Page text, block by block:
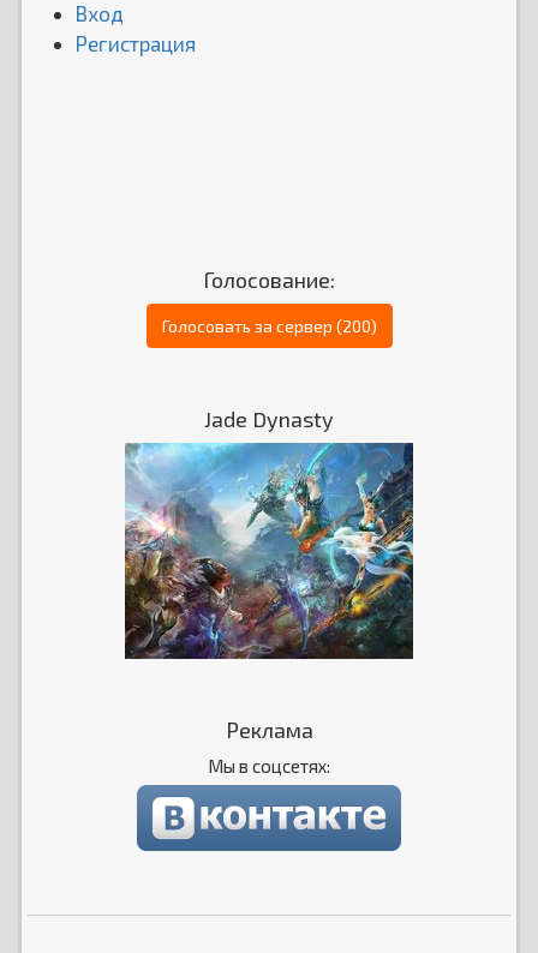
Вход
Регистрация
Голосование:
Голосовать за сервер (200)
Jade Dynasty
Реклама
Мы в соцсетях: